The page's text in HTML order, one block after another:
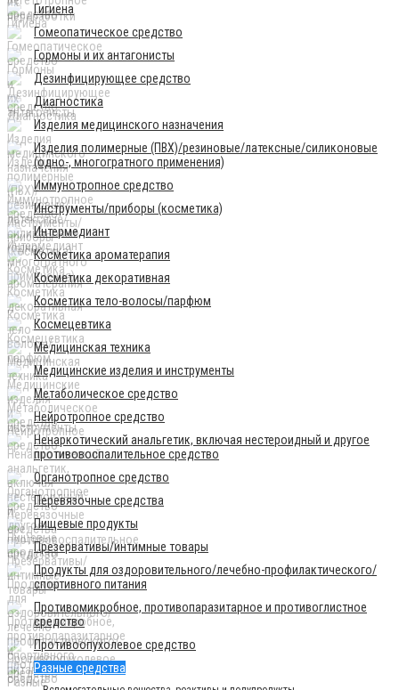
Гигиена
Гомеопатическое средство
Гормоны и их антагонисты
Дезинфицирующее средство
Диагностика
Изделия медицинского назначения
Изделия полимерные (ПВХ)/резиновые/латексные/силиконовые
(одно-, многогратного применения)
Иммунотропное средство
Инструменты/приборы (косметика)
Интермедиант
Косметика ароматерапия
Косметика декоративная
Косметика тело-волосы/парфюм
Космецевтика
Медицинская техника
Медицинские изделия и инструменты
Метаболическое средство
Нейротропное средство
Ненаркотический анальгетик, включая нестероидный и другое
противовоспалительное средство
Органотропное средство
Перевязочные средства
Пищевые продукты
Презервативы/интимные товары
Продукты для оздоровительного/лечебно-профилактического/
спортивного питания
Противомикробное, противопаразитарное и противоглистное
средство
Противоопухолевое средство
Разные средства